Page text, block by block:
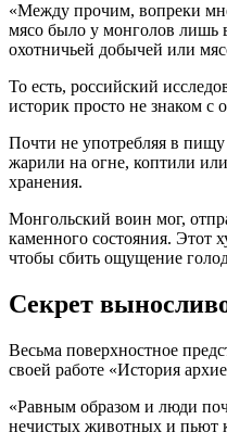
«Между прочим, вопреки
мясо было у монголов лишь
охотничьей добычей или
То есть, российский
историк просто не знаком с
Почти не употребляя в
жарили на огне, коптили
хранения.
Монгольский воин мог,
каменного состояния. Этот
чтобы сбить ощущение
Секрет
Весьма поверхностное
своей работе «История
«Равным образом и люди
нечистых животных и пьют